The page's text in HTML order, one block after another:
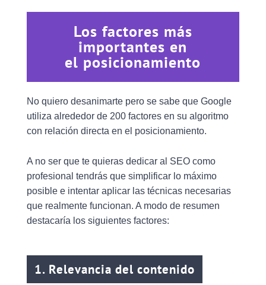
Los factores más
importantes en
el posicionamiento
No quiero desanimarte pero se sabe que Google
utiliza alrededor de 200 factores en su algoritmo
con relación directa en el posicionamiento.
A no ser que te quieras dedicar al SEO como
profesional tendrás que simplificar lo máximo
posible e intentar aplicar las técnicas necesarias
que realmente funcionan. A modo de resumen
destacaría los siguientes factores:
1. Relevancia del contenido